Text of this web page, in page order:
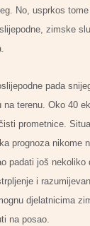
No, usprkos
zimske
pada
terenu. Oko 40
prometnice.
prognoza nikome
padati još
i
djelatnicima
na posao.